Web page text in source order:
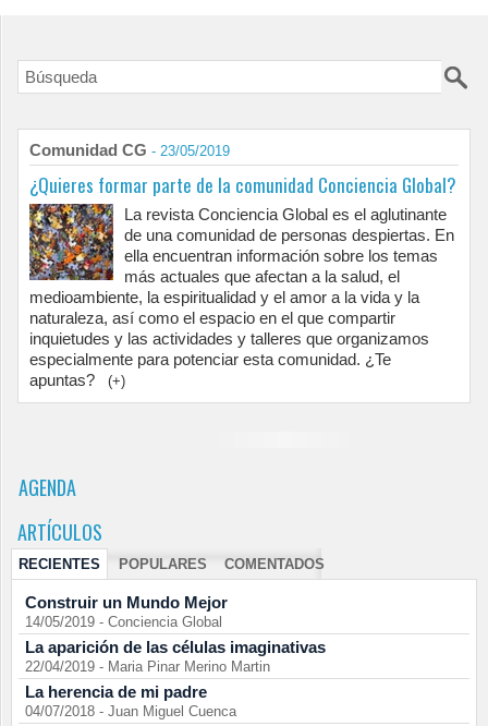
Comunidad CG - 23/05/2019
¿Quieres formar parte de la comunidad Conciencia Global?
La revista Conciencia Global es el aglutinante
de una comunidad de personas despiertas. En
ella encuentran información sobre los temas
más actuales que afectan a la salud, el
medioambiente, la espiritualidad y el amor a la vida y la
naturaleza, así como el espacio en el que compartir
inquietudes y las actividades y talleres que organizamos
especialmente para potenciar esta comunidad. ¿Te
apuntas?
(+)
AGENDA
ARTÍCULOS
RECIENTES POPULARES COMENTADOS
Construir un Mundo Mejor
14/05/2019 - Conciencia Global
La aparición de las células imaginativas
22/04/2019 - Maria Pinar Merino Martin
La herencia de mi padre
04/07/2018 - Juan Miguel Cuenca